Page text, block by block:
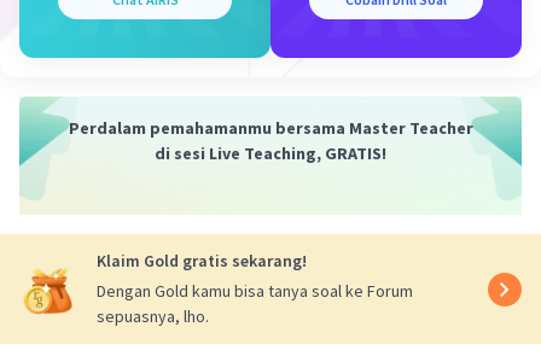
3. Bank Sentral
Bertanggung jawab atas pengaturan dan
bank komersial dalam situasi keuangan krisis.
dan obligasi diperdagangkan. Peminjam dapat
memperoleh dana melalui penawaran saham
atau obligasi, dan investor (penabung) dapat
membeli instrumen keuangan tersebut.
Perdalam pemahamanmu bersama Master Teacher
di sesi Live Teaching, GRATIS!
Klaim Gold gratis sekarang!
Dengan Gold kamu bisa tanya soal ke Forum
sepuasnya, lho.